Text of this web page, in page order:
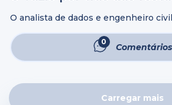
O analista de dados e engenheiro
vícios, ansiedade e traumas
pais separados ...
0 Comentários
Carregar mais